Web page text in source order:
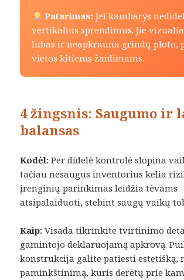
Patarimas:Jei kambarys
vertikalius sprendimus. Jie
lubas ir neapkrauna grindų ploto,
vietos kitiems žaidimams.
4 žingsnis: Saugumo ir
balansas
Kodėl: Per didelė kontrolė slopina
tačiau nesaugus inventorius kelia
įrenginių parinkimas leidžia tėvams
atsipalaiduoti, stebint saugų vaikų
Kaip: Visada tikrinkite tvirtinimo
gamintojo deklaruojamą apkrovą.
konstrukcija galite patiesti
paminkštinimą, kuris derėtų prie